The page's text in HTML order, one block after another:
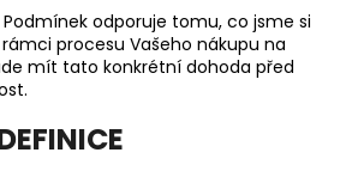
odporuje tomu, co jsme si
procesu Vašeho nákupu na
mít tato konkrétní dohoda před
HLEDAT